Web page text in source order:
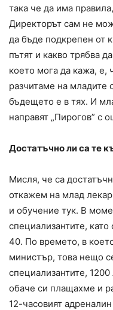
така че да има
Директорът сам не
да бъде подкрепен от
пътят и какво трябва
което мога да кажа, е,
разчитаме на младите
бъдещето е в тях. И
направят „Пирогов” с
Достатъчно ли са те
Мисля, че са
откажем на млад
и обучение тук. В
специализантите,
40. По времето, в
министър, това нещо
специализантите,
обаче си плащахме и
12-часовият